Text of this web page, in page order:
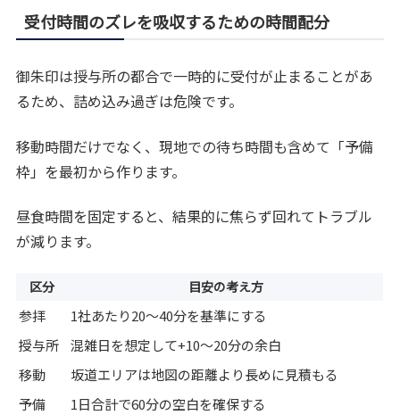
受付時間のズレを吸収するための時間配分
御朱印は授与所の都合で一時的に受付が止まることがあ
るため、詰め込み過ぎは危険です。
移動時間だけでなく、現地での待ち時間も含めて「予備
枠」を最初から作ります。
昼食時間を固定すると、結果的に焦らず回れてトラブル
が減ります。
区分 目安の考え方
参拝
1社あたり20〜40分を基準にする
授与所
混雑日を想定して+10〜20分の余白
移動
坂道エリアは地図の距離より長めに見積もる
予備
1日合計で60分の空白を確保する